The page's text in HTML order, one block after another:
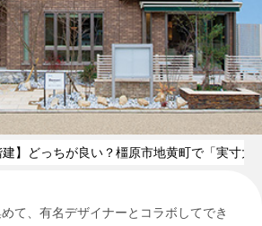
建】どっちが良い？橿原市地黄町で「実寸
て、有名デザイナーとコラボしてでき